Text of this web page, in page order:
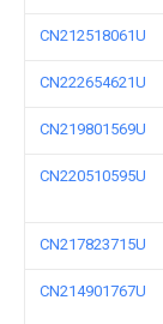
CN212518061U
CN222654621U
CN219801569U
CN220510595U
CN217823715U
CN214901767U